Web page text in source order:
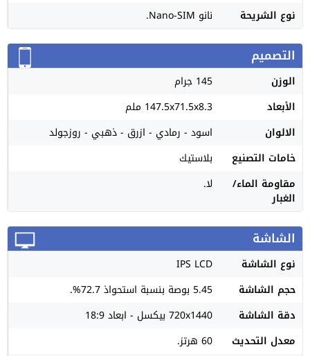
نوع الشريحة
نانو Nano-SIM.
التصميم
الوزن
145 جرام
الأبعاد
147.5x71.5x8.3 ملم
الالوان
اسود - رمادي - ازرق - ذهبي - روزجولد
خامات التصنيع
بلاستيك
مقاومة الماء/
الغبار
لا.
الشاشة
نوع الشاشة
IPS LCD
حجم الشاشة
5.45 بوصة بنسبة استحواذ 72.7%.
دقة الشاشة
720x1440 بيكسل - ابعاد 18:9
معدل التحديث
60 هرتز.